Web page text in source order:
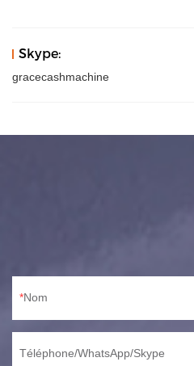
Skype:
gracecashmachine
Nom
Téléphone/WhatsApp/Skype